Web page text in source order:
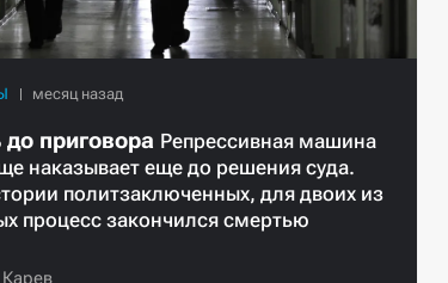
до приговора Репрессивная машина
наказывает еще до решения суда.
политзаключенных, для двоих из
процесс закончился смертью